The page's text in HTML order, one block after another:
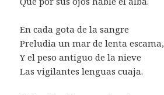
En cada gota de la sangre
Preludia un mar de lenta escama,
Y el peso antiguo de la nieve
Las vigilantes lenguas cuaja.